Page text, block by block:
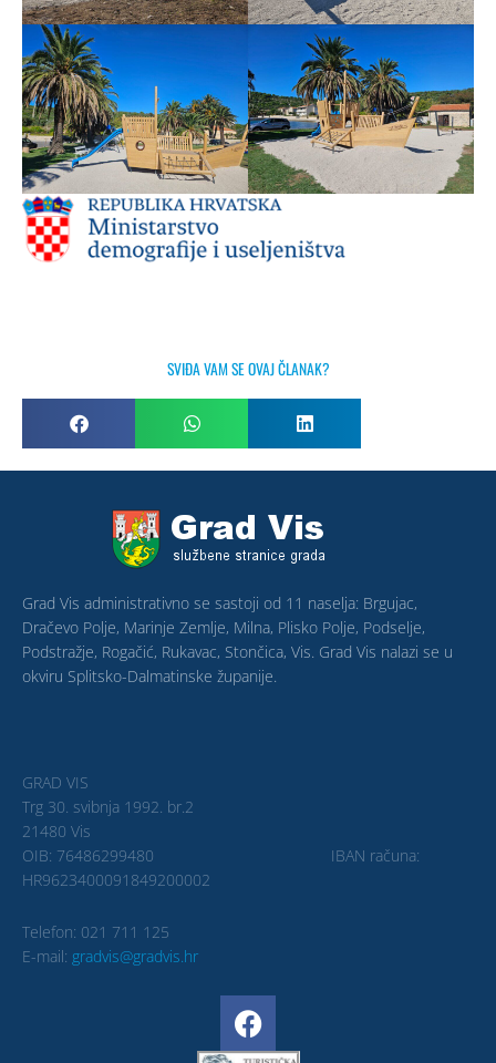
SVIĐA VAM SE OVAJ ČLANAK?
Grad Vis administrativno se sastoji od 11 naselja: Brgujac,
Dračevo Polje, Marinje Zemlje, Milna, Plisko Polje, Podselje,
Podstražje, Rogačić, Rukavac, Stončica, Vis. Grad Vis nalazi se u
okviru Splitsko-Dalmatinske županije.
GRAD VIS
Trg 30. svibnja 1992. br.2
21480 Vis
OIB: 76486299480 IBAN računa:
HR9623400091849200002
Telefon: 021 711 125
E-mail: gradvis@gradvis.hr
F
a